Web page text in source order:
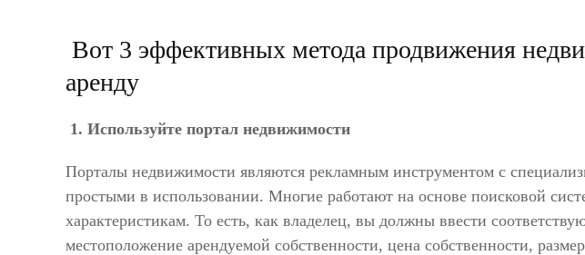
Вот 3 эффективных метода продвижения
аренду
1. Используйте портал недвижимости
Порталы недвижимости являются рекламным инструментом с
простыми в использовании. Многие работают на основе поисковой
характеристикам. То есть, как владелец, вы должны ввести
местоположение арендуемой собственности, цена собственности,